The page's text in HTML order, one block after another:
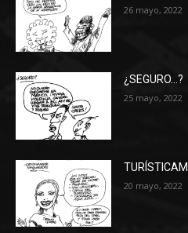
26 mayo, 2022
¿SEGURO…?
25 mayo, 2022
20 mayo, 2022